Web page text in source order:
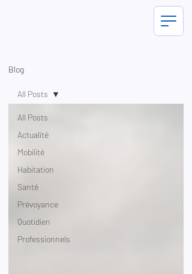
Blog
All Posts
Actualité
Mobilité
Habitation
Santé
Prévoyance
Quotidien
Professionnels
All Posts